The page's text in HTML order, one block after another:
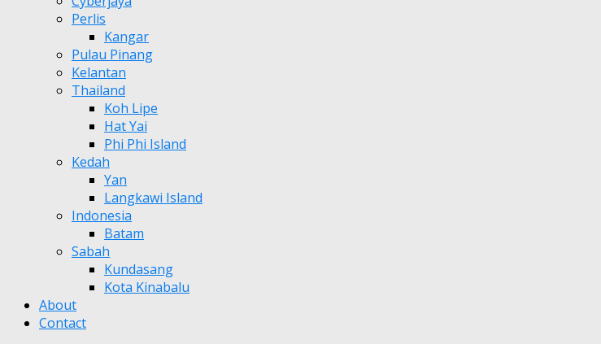
Perlis
Kangar
Pulau Pinang
Kelantan
Thailand
Koh Lipe
Hat Yai
Phi Phi Island
Kedah
Yan
Langkawi Island
Indonesia
Batam
Sabah
Kundasang
Kota Kinabalu
About
Contact